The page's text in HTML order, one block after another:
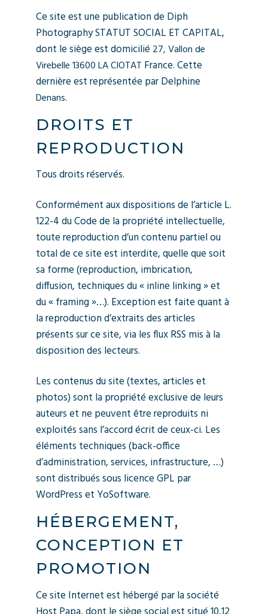
Ce site est une publication de Diph
Photography STATUT SOCIAL ET CAPITAL,
dont le siège est domicilié 27, Vallon de
Virebelle 13600 LA CIOTAT France. Cette
dernière est représentée par Delphine
Denans.
DROITS ET
REPRODUCTION
Tous droits réservés.
Conformément aux dispositions de l’article L.
122-4 du Code de la propriété intellectuelle,
toute reproduction d’un contenu partiel ou
total de ce site est interdite, quelle que soit
sa forme (reproduction, imbrication,
diffusion, techniques du « inline linking » et
du « framing »…). Exception est faite quant à
la reproduction d’extraits des articles
présents sur ce site, via les flux RSS mis à la
disposition des lecteurs.
Les contenus du site (textes, articles et
photos) sont la propriété exclusive de leurs
auteurs et ne peuvent être reproduits ni
exploités sans l’accord écrit de ceux-ci. Les
éléments techniques (back-office
d’administration, services, infrastructure, …)
sont distribués sous licence GPL par
WordPress et YoSoftware.
HÉBERGEMENT,
CONCEPTION ET
PROMOTION
Ce site Internet est hébergé par la société